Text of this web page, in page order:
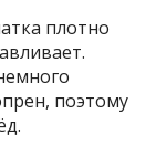
плотно
поэтому